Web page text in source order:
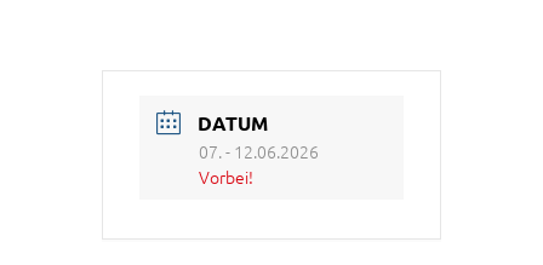
DATUM
07. - 12.06.2026
Vorbei!